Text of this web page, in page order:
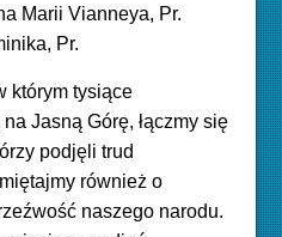
Marii Vianneya, Pr.
Pr.
którym tysiące
Jasną Górę, łączmy się
podjęli trud
również o
naszego narodu.